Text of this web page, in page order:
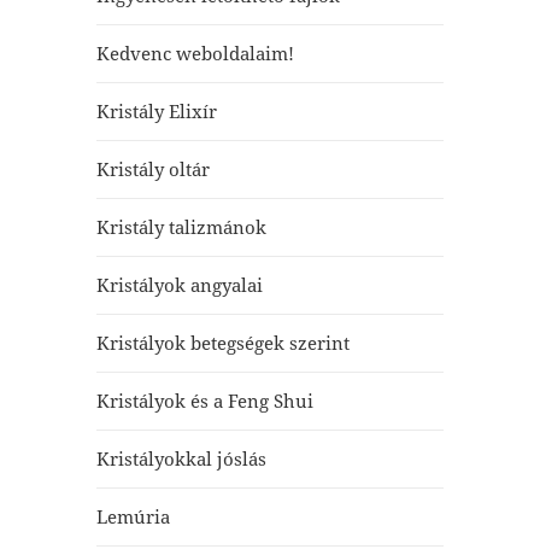
Kedvenc weboldalaim!
Kristály Elixír
Kristály oltár
Kristály talizmánok
Kristályok angyalai
Kristályok betegségek szerint
Kristályok és a Feng Shui
Kristályokkal jóslás
Lemúria